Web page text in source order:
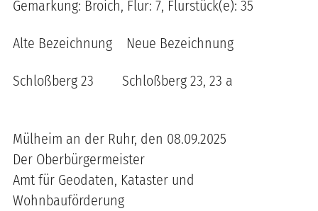
Gemarkung: Broich, Flur: 7, Flurstück(e): 35
Alte Bezeichnung Neue Bezeichnung
Schloßberg 23 Schloßberg 23, 23 a
Mülheim an der Ruhr, den 08.09.2025
Der Oberbürgermeister
Amt für Geodaten, Kataster und
Wohnbauförderung